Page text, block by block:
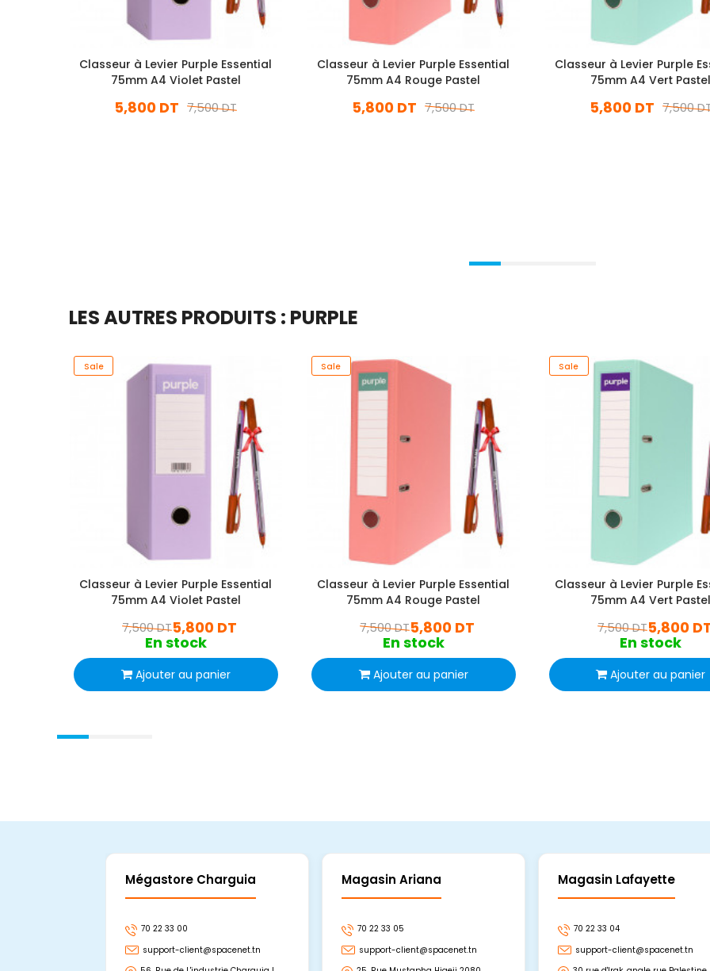
Classeur à Levier Purple Essential
75mm A4 Violet Pastel
7,500 DT
5,800 DT
Classeur à Levier Purple Essential
75mm A4 Rouge Pastel
7,500 DT
5,800 DT
Classeur à Levier Purple
75mm A4 Vert Pastel
7,500
5,800 DT
LES AUTRES PRODUITS : PURPLE
Sale
Classeur à Levier Purple Essential
75mm A4 Violet Pastel
5,800 DT
7,500 DT
En stock
Ajouter au panier
Sale
Classeur à Levier Purple Essential
75mm A4 Rouge Pastel
5,800 DT
7,500 DT
En stock
Ajouter au panier
Sale
Classeur à Levier Purple
75mm A4 Vert Pastel
5,800
7,500 DT
En stock
Ajouter au panier
Mégastore Charguia
70 22 33 00
support-client@spacenet.tn
Magasin Ariana
70 22 33 05
support-client@spacenet.tn
Magasin Lafayette
70 22 33 04
support-client@spacenet.tn